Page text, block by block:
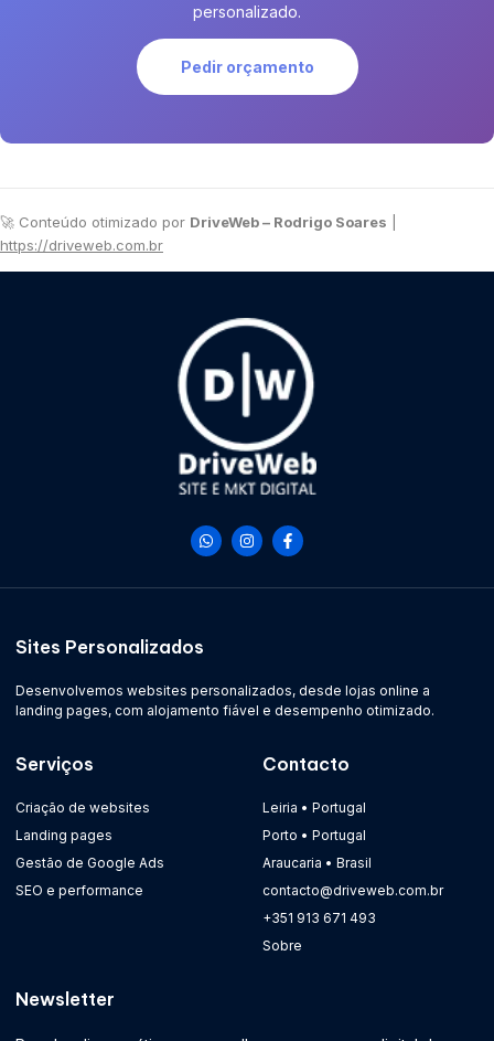
personalizado.
Pedir orçamento
🚀 Conteúdo otimizado por DriveWeb – Rodrigo Soares
https://driveweb.com.br
Sites Personalizados
Desenvolvemos websites personalizados, desde lojas online a
landing pages, com alojamento fiável e desempenho otimizado.
Serviços
Criação de websites
Landing pages
Gestão de Google Ads
SEO e performance
Contacto
Leiria • Portugal
Porto • Portugal
Araucaria • Brasil
contacto@driveweb.com.br
+351 913 671 493
Sobre
Newsletter